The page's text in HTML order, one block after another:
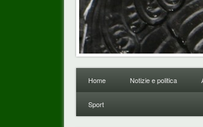
Home Notizie e politica
Sport